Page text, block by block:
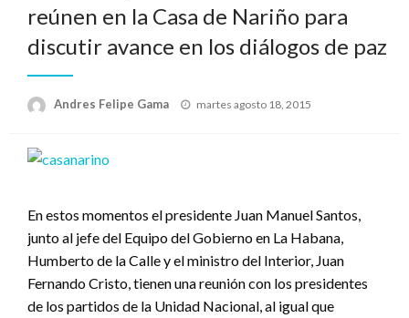
reúnen en la Casa de Nariño para
discutir avance en los diálogos de paz
Andres Felipe Gama
Publicado
martes agosto 18, 2015
En estos momentos el presidente Juan Manuel Santos,
junto al jefe del Equipo del Gobierno en La Habana,
Humberto de la Calle y el ministro del Interior, Juan
Fernando Cristo, tienen una reunión con los presidentes
de los partidos de la Unidad Nacional, al igual que